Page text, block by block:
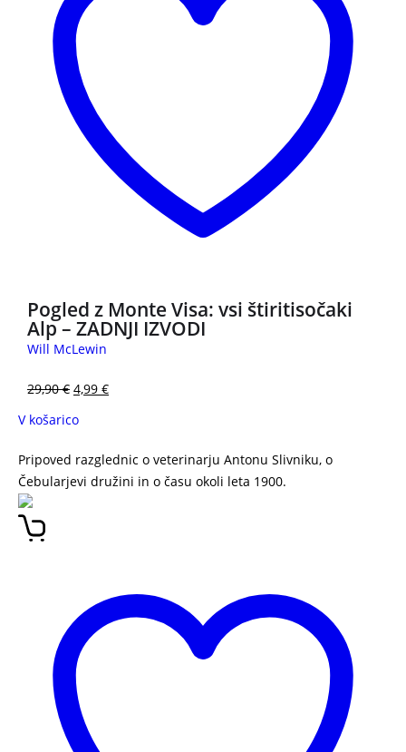
Pogled z Monte Visa: vsi štiritisočaki
Alp – ZADNJI IZVODI
Will McLewin
29,90€ 4,99 €
V košarico
Pripoved razglednic o veterinarju Antonu Slivniku, o
Čebularjevi družini in o času okoli leta 1900.